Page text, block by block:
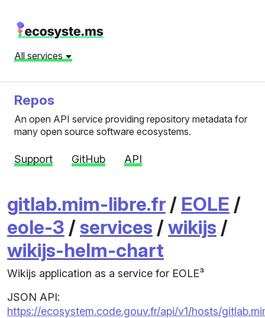
All services
Repos
An open API service providing repository metadata for
many open source software ecosystems.
Support GitHub API
gitlab.mim-libre.fr / EOLE /
eole-3 /services /wikijs /
wikijs-helm-chart
Wikijs application as a service for EOLE³
JSON API:
https://ecosystem.code.gouv.fr/api/v1/hosts/